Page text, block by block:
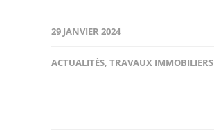
29 JANVIER 2024
ACTUALITÉS, TRAVAUX IMMOBILIERS